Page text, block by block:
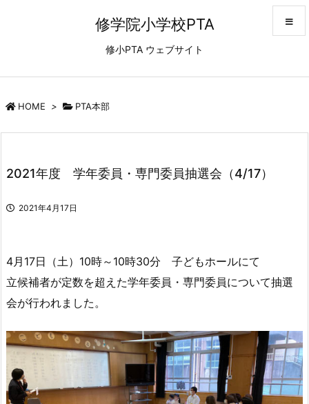
修学院小学校PTA
修小PTA ウェブサイト
HOME > PTA本部
2021年度 学年委員・専門委員抽選会（4/17）
2021年4月17日
4月17日（土）10時～10時30分 子どもホールにて
立候補者が定数を超えた学年委員・専門委員について抽選
会が行われました。